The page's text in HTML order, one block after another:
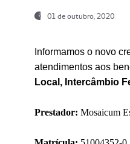
01 de outubro, 2020
Informamos o novo
atendimentos aos
Local, Intercâmbio
Prestador: Mosaicum